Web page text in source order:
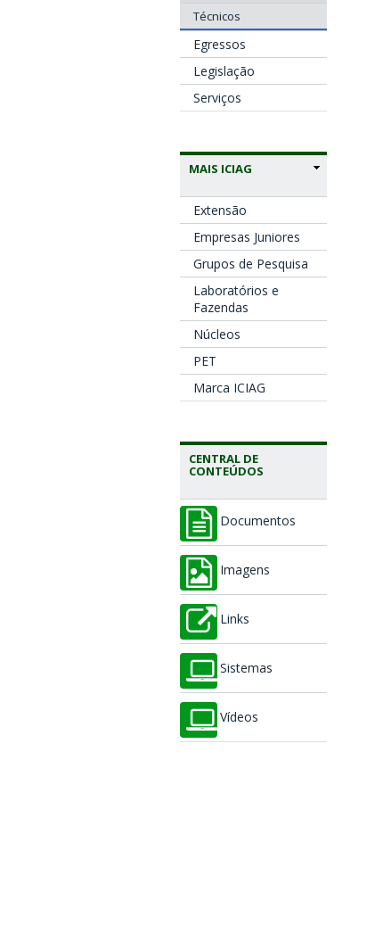
Técnicos
Egressos
Legislação
Serviços
MAIS ICIAG
Extensão
Empresas Juniores
Grupos de Pesquisa
Laboratórios e
Fazendas
Núcleos
PET
Marca ICIAG
CENTRAL DE
CONTEÚDOS
Documentos
Imagens
Links
Sistemas
Vídeos